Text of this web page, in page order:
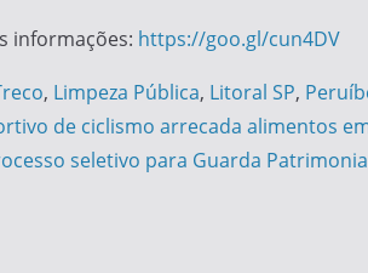
informações: https://goo.gl/cun4DV
, Limpeza Pública, Litoral SP,
de ciclismo arrecada alimentos
seletivo para Guarda